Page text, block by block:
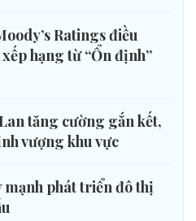
Ratings điều
hạng từ “Ổn định”
tăng cường gắn kết,
vượng khu vực
phát triển đô thị